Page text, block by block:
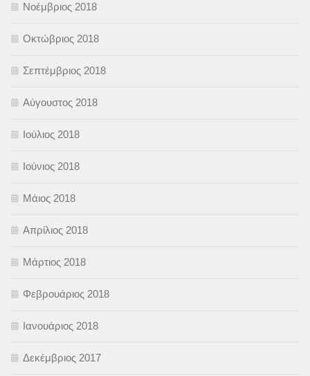
Νοέμβριος 2018
Οκτώβριος 2018
Σεπτέμβριος 2018
Αύγουστος 2018
Ιούλιος 2018
Ιούνιος 2018
Μάιος 2018
Απρίλιος 2018
Μάρτιος 2018
Φεβρουάριος 2018
Ιανουάριος 2018
Δεκέμβριος 2017